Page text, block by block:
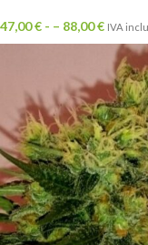
47,00€ - – 88,00€ IVA